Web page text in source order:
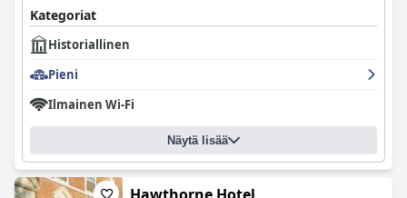
Kategoriat
Historiallinen
Pieni
Ilmainen Wi-Fi
Näytä lisää